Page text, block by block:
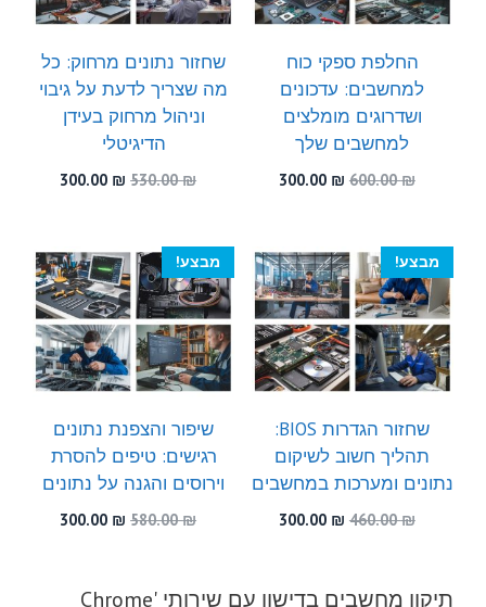
החלפת ספקי כוח
למחשבים: עדכונים
ושדרוגים מומלצים
למחשבים שלך
600.00₪
המחיר
300.00 ₪
300.00 ₪.
שחזור נתונים מרחוק: כל
מה שצריך לדעת על גיבוי
וניהול מרחוק בעידן
הדיגיטלי
530.00₪
המחיר
300.00 ₪
המחיר
מבצע!
שחזור הגדרות BIOS:
תהליך חשוב לשיקום
נתונים ומערכות במחשבים
460.00₪
המחיר
300.00 ₪
מבצע!
שיפור והצפנת נתונים
רגישים: טיפים להסרת
וירוסים והגנה על נתונים
580.00₪
המחיר
580.00 ₪.
300.00 ₪
המחיר
תיקון מחשבים בדישון עם שירותי 'Chrome